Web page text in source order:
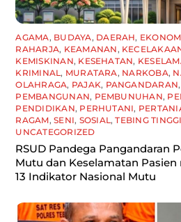
AGAMA, BUDAYA, DAERAH,
RAHARJA, KEAMANAN ,
KEMISKINAN, KESEHATAN,
KRIMINAL , MURATARA, NARKOBA,
OLAHRAGA, PAJAK, PANGANDARAN,
PEMBANGUNAN, PEMBUNUHAN,
PENDIDIKAN, PERHUTANI,
RAGAM,SENI, SOSIAL ,TEBING TINGGI
UNCATEGORIZED
RSUD Pandega Pangandaran
Mutu dan Keselamatan
13 Indikator Nasional Mutu